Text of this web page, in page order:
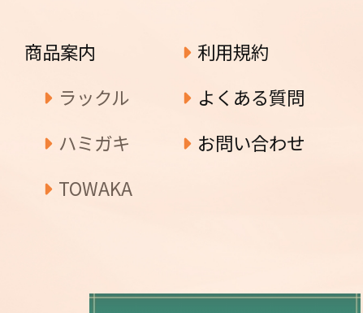
商品案内
ラックル
ハミガキ
TOWAKA
利用規約
よくある質問
お問い合わせ